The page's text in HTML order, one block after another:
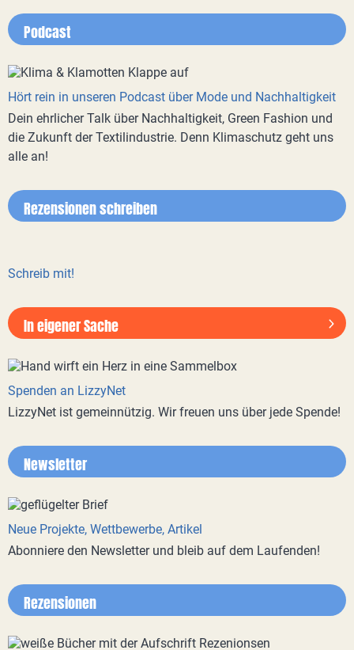
Podcast
Hört rein in unseren Podcast über Mode und Nachhaltigkeit
Dein ehrlicher Talk über Nachhaltigkeit, Green Fashion und
die Zukunft der Textilindustrie. Denn Klimaschutz geht uns
alle an!
Rezensionen schreiben
Schreib mit!
In eigener Sache
Spenden an LizzyNet
LizzyNet ist gemeinnützig. Wir freuen uns über jede Spende!
Newsletter
Neue Projekte, Wettbewerbe, Artikel
Abonniere den Newsletter und bleib auf dem Laufenden!
Rezensionen